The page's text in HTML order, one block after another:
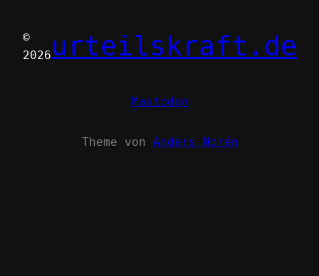
©
2026 urteilskraft.de
Mastodon
Theme von Anders Norén